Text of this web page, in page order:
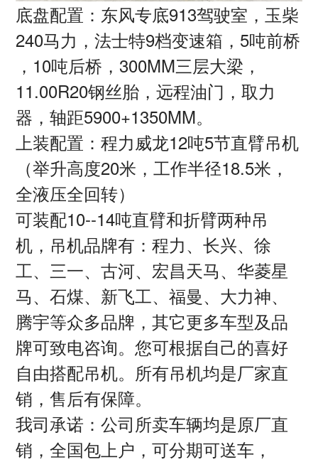
底盘配置：东风专底913驾驶室，玉柴
240马力，法士特9档变速箱，5吨前桥
，10吨后桥，300MM三层大梁，
11.00R20钢丝胎，远程油门，取力
器，轴距5900+1350MM。
上装配置：程力威龙12吨5节直臂吊机
（举升高度20米，工作半径18.5米，
全液压全回转）
可装配10--14吨直臂和折臂两种吊
机，吊机品牌有：程力、长兴、徐
工、三一、古河、宏昌天马、华菱星
马、石煤、新飞工、福曼、大力神、
腾宇等众多品牌，其它更多车型及品
牌可致电咨询。您可根据自己的喜好
自由搭配吊机。所有吊机均是厂家直
销，售后有保障。
我司承诺：公司所卖车辆均是原厂直
销，全国包上户，可分期可送车，